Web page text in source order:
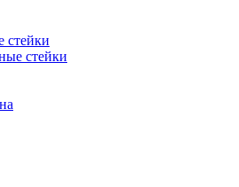
стейки
стейки